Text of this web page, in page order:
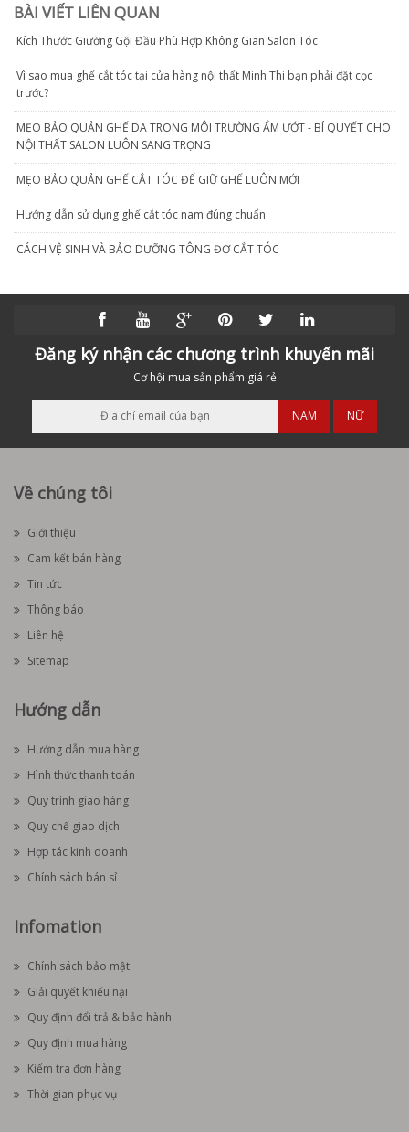
BÀI VIẾT LIÊN QUAN
Kích Thước Giường Gội Đầu Phù Hợp Không Gian Salon Tóc
Vì sao mua ghế cắt tóc tại cửa hàng nội thất Minh Thi bạn phải đặt cọc
trước?
MẸO BẢO QUẢN GHẾ DA TRONG MÔI TRƯỜNG ẨM ƯỚT - BÍ QUYẾT CHO
NỘI THẤT SALON LUÔN SANG TRỌNG
MẸO BẢO QUẢN GHẾ CẮT TÓC ĐỂ GIỮ GHẾ LUÔN MỚI
Hướng dẫn sử dụng ghế cắt tóc nam đúng chuẩn
CÁCH VỆ SINH VÀ BẢO DƯỠNG TÔNG ĐƠ CẮT TÓC
Đăng ký nhận các chương trình khuyến mãi
Cơ hội mua sản phẩm giá rẻ
NAM NỮ
Về chúng tôi
Giới thiệu
Cam kết bán hàng
Tin tức
Thông báo
Liên hệ
Sitemap
Hướng dẫn
Hướng dẫn mua hàng
Hình thức thanh toán
Quy trình giao hàng
Quy chế giao dịch
Hợp tác kinh doanh
Chính sách bán sỉ
Infomation
Chính sách bảo mật
Giải quyết khiếu nại
Quy định đổi trả & bảo hành
Quy định mua hàng
Kiểm tra đơn hàng
Thời gian phục vụ